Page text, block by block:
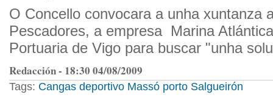
O Concello convocara a unha xuntanza
Pescadores, a empresa Marina
Portuaria de Vigo para buscar "unha
Redacción - 18:30 04/08/2009
Tags: Cangas deportivo Massó porto Salgueirón